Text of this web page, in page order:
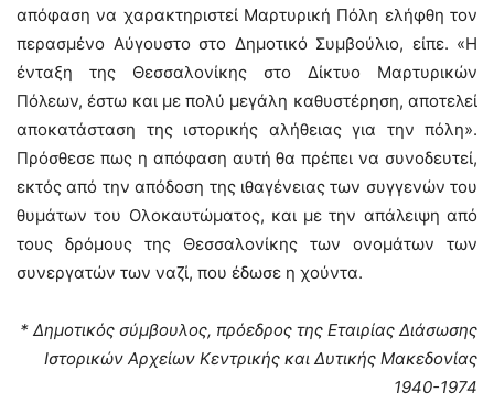
απόφαση να χαρακτηριστεί Μαρτυρική Πόλη ελήφθη τον
περασμένο Αύγουστο στο Δημοτικό Συμβούλιο, είπε. «Η
ένταξη της Θεσσαλονίκης στο Δίκτυο Μαρτυρικών
Πόλεων, έστω και με πολύ μεγάλη καθυστέρηση, αποτελεί
αποκατάσταση της ιστορικής αλήθειας για την πόλη».
Πρόσθεσε πως η απόφαση αυτή θα πρέπει να συνοδευτεί,
εκτός από την απόδοση της ιθαγένειας των συγγενών του
θυμάτων του Ολοκαυτώματος, και με την απάλειψη από
τους δρόμους της Θεσσαλονίκης των ονομάτων των
συνεργατών των ναζί, που έδωσε η χούντα.
* Δημοτικός σύμβουλος, πρόεδρος της Εταιρίας Διάσωσης
Ιστορικών Αρχείων Κεντρικής και Δυτικής Μακεδονίας
1940-1974